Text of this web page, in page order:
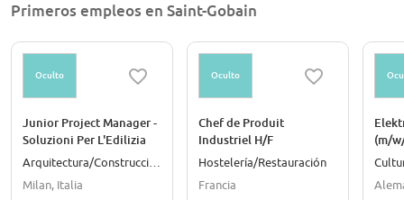
Primeros empleos en Saint-Gobain
Oculto
Junior Project Manager -
Soluzioni Per L'Edilizia
Milan, Italia
Oculto
Chef de Produit
Industriel H/F
Hostelería/Restauración
Francia
(m/